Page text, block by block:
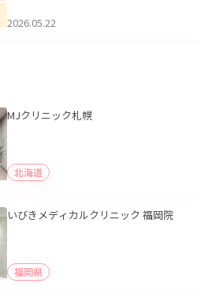
た。
2026.05.22
MJクリニック札幌
北海道
いびきメディカルクリニック 福岡院
福岡県